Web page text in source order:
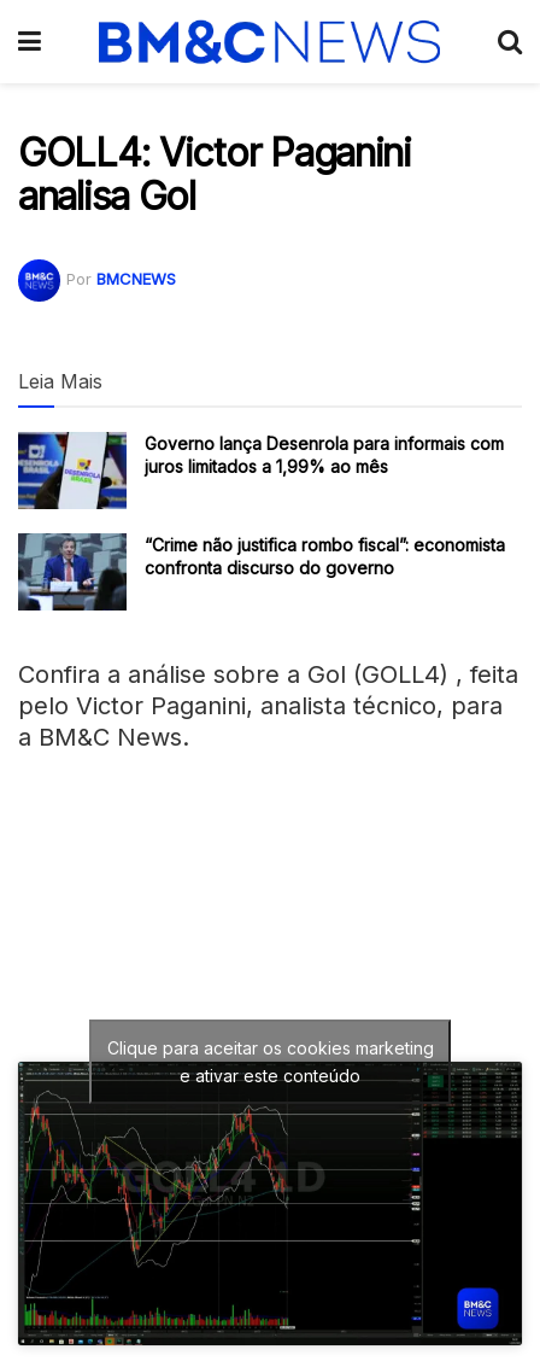
GOLL4: Victor Paganini
analisa Gol
Por BMCNEWS
Leia Mais
Governo lança Desenrola para informais com
juros limitados a 1,99% ao mês
“Crime não justifica rombo fiscal”: economista
confronta discurso do governo
Confira a análise sobre a Gol (GOLL4) , feita
pelo Victor Paganini, analista técnico, para
a BM&C News.
Clique para aceitar os cookies marketing
e ativar este conteúdo